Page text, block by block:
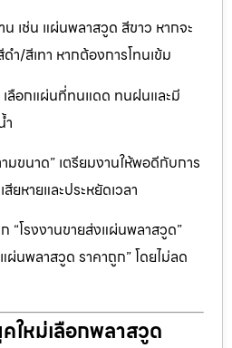
น เช่น แผ่นพลาสวูด สีขาว หากจะ
ำ/สีเทา หากต้องการโทนเข้ม
เลือกแผ่นที่ทนแดด ทนฝนและมี
มขนาด” เตรียมงานให้พอดีกับการ
ยหายและประหยัดเวลา
“โรงงานขายส่งแผ่นพลาสวูด”
แผ่นพลาสวูด ราคาถูก” โดยไม่ลด
ใหม่เลือกพลาสวูด